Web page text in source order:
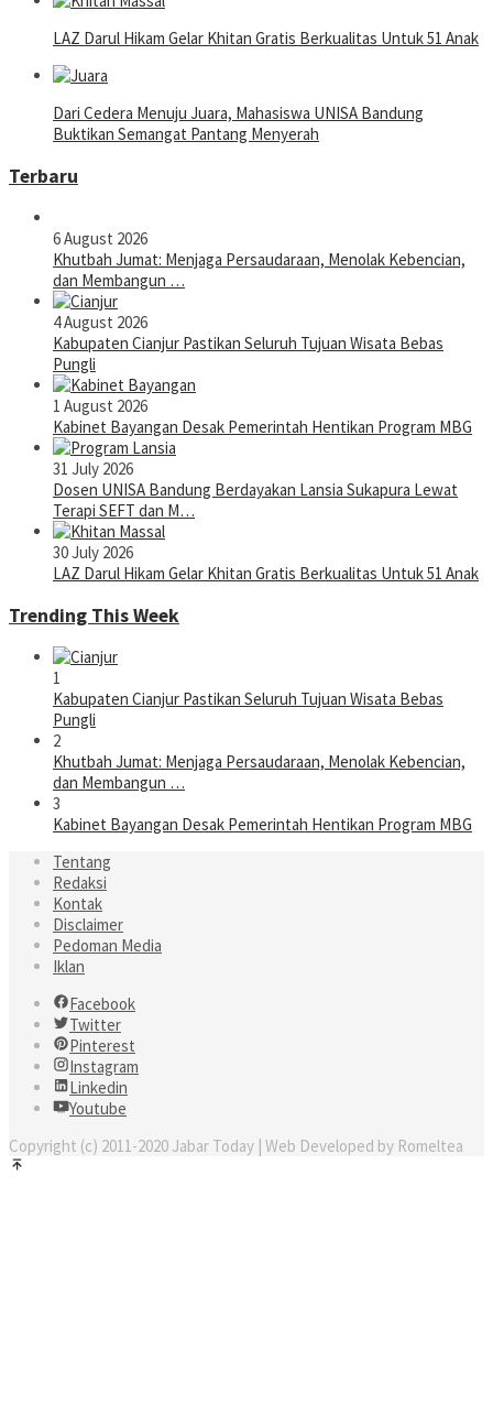
LAZ Darul Hikam Gelar Khitan Gratis Berkualitas Untuk 51 Anak
Dari Cedera Menuju Juara, Mahasiswa UNISA Bandung
Buktikan Semangat Pantang Menyerah
Terbaru
6 August 2026
Khutbah Jumat: Menjaga Persaudaraan, Menolak Kebencian,
dan Membangun …
4 August 2026
Kabupaten Cianjur Pastikan Seluruh Tujuan Wisata Bebas
Pungli
1 August 2026
Kabinet Bayangan Desak Pemerintah Hentikan Program MBG
31 July 2026
Dosen UNISA Bandung Berdayakan Lansia Sukapura Lewat
Terapi SEFT dan M…
30 July 2026
LAZ Darul Hikam Gelar Khitan Gratis Berkualitas Untuk 51 Anak
Trending This Week
1
Kabupaten Cianjur Pastikan Seluruh Tujuan Wisata Bebas
Pungli
2
Khutbah Jumat: Menjaga Persaudaraan, Menolak Kebencian,
dan Membangun …
3
Kabinet Bayangan Desak Pemerintah Hentikan Program MBG
Tentang
Redaksi
Kontak
Disclaimer
Pedoman Media
Iklan
Facebook
Twitter
Pinterest
Instagram
Linkedin
Youtube
Copyright (c) 2011-2020 Jabar Today | Web Developed by Romeltea